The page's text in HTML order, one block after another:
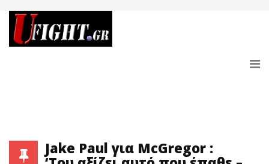
Jake Paul για McGregor :